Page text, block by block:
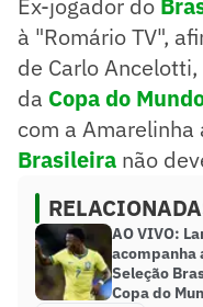
à "Romário TV",
de Carlo
da Copa do
com a Amarelinha
Brasileira não
AO VIVO:
acompanha
Seleção
Copa do